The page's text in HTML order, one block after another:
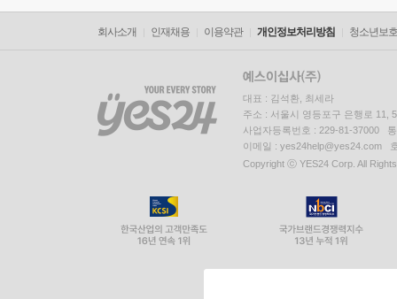
회사소개 인재채용 이용약관 개인정보처리방침 청소년보
대표 : 김석환, 최세라
주소 : 서울시 영등포구 은행로 11,
사업자등록번호 : 229-81-37000
이메일 : yes24help@yes24.com
Copyright ⓒ YES24 Corp. All